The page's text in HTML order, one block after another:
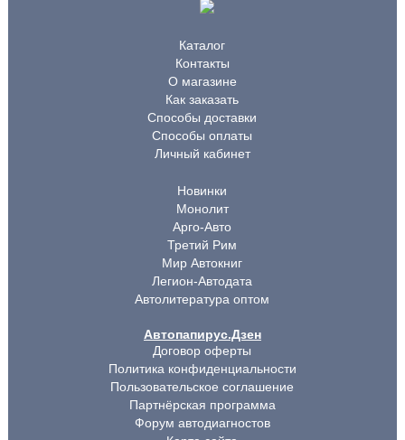
Каталог
Контакты
О магазине
Как заказать
Способы доставки
Способы оплаты
Личный кабинет
Новинки
Монолит
Арго-Авто
Третий Рим
Мир Автокниг
Легион-Автодата
Автолитература оптом
Автопапирус.Дзен
Договор оферты
Политика конфиденциальности
Пользовательское соглашение
Партнёрская программа
Форум автодиагностов